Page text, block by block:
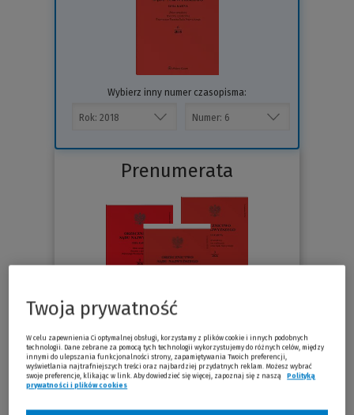
Wybierz inny numer czasopisma:
Prenumerata
Sprawdź
Twoja prywatność
W celu zapewnienia Ci optymalnej obsługi, korzystamy z plików cookie i innych podobnych
technologii. Dane zebrane za pomocą tych technologii wykorzystujemy do różnych celów, między
innymi do ulepszania funkcjonalności strony, zapamiętywania Twoich preferencji,
wyświetlania najtrafniejszych treści oraz najbardziej przydatnych reklam. Możesz wybrać
swoje preferencje, klikając w link. Aby dowiedzieć się więcej, zapoznaj się z naszą
Polityką
prywatności i plików cookies